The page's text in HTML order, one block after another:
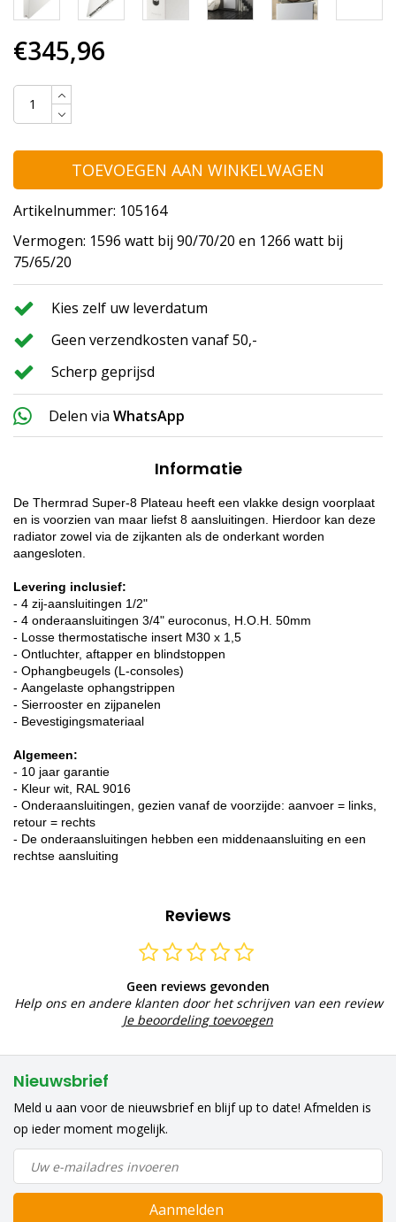
€345,96
TOEVOEGEN AAN WINKELWAGEN
Artikelnummer: 105164
Vermogen: 1596 watt bij 90/70/20 en 1266 watt bij
75/65/20
Kies zelf uw leverdatum
Geen verzendkosten vanaf 50,-
Scherp geprijsd
Delen via WhatsApp
Informatie
De Thermrad Super-8 Plateau heeft een vlakke design voorplaat
en is voorzien van maar liefst 8 aansluitingen. Hierdoor kan deze
radiator zowel via de zijkanten als de onderkant worden
aangesloten.
Levering inclusief:
- 4 zij-aansluitingen 1/2"
- 4 onderaansluitingen 3/4" euroconus, H.O.H. 50mm
- Losse thermostatische insert M30 x 1,5
- Ontluchter, aftapper en blindstoppen
- Ophangbeugels (L-consoles)
- Aangelaste ophangstrippen
- Sierrooster en zijpanelen
- Bevestigingsmateriaal
Algemeen:
- 10 jaar garantie
- Kleur wit, RAL 9016
- Onderaansluitingen, gezien vanaf de voorzijde: aanvoer = links,
retour = rechts
- De onderaansluitingen hebben een middenaansluiting en een
rechtse aansluiting
Reviews
Geen reviews gevonden
Help ons en andere klanten door het schrijven van een review
Je beoordeling toevoegen
Nieuwsbrief
Meld u aan voor de nieuwsbrief en blijf up to date! Afmelden is
op ieder moment mogelijk.
Aanmelden